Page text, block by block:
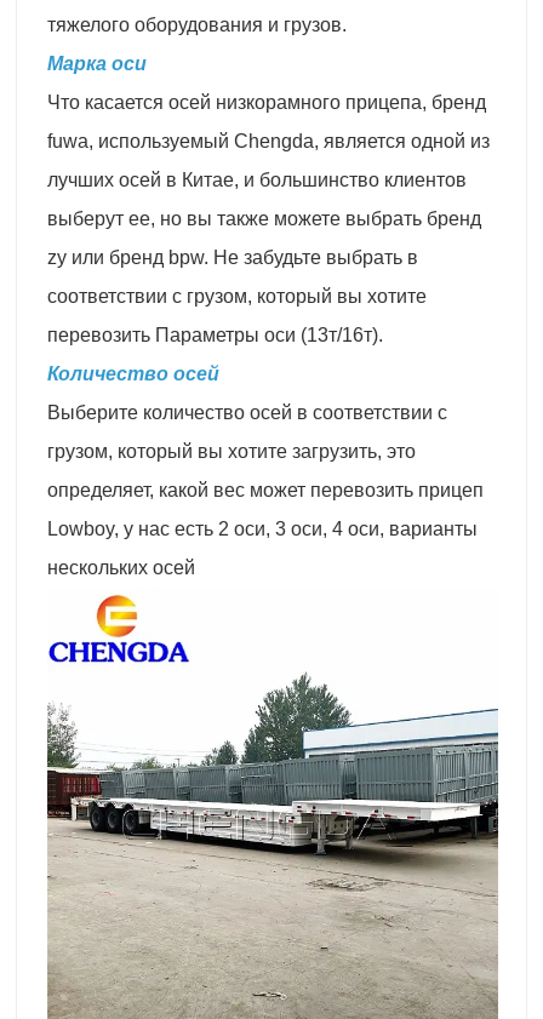
тяжелого оборудования и грузов.
Марка оси
Что касается осей низкорамного прицепа, бренд
fuwa, используемый Chengda, является одной из
лучших осей в Китае, и большинство клиентов
выберут ее, но вы также можете выбрать бренд
zy или бренд bpw. Не забудьте выбрать в
соответствии с грузом, который вы хотите
перевозить Параметры оси (13т/16т).
Количество осей
Выберите количество осей в соответствии с
грузом, который вы хотите загрузить, это
определяет, какой вес может перевозить прицеп
Lowboy, у нас есть 2 оси, 3 оси, 4 оси, варианты
нескольких осей